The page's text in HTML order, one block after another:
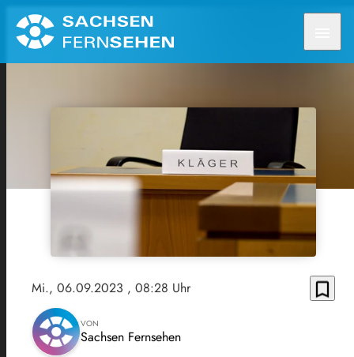
Mi., 06.09.2023 , 08:28 Uhr bookmark_border
VON
Sachsen Fernsehen